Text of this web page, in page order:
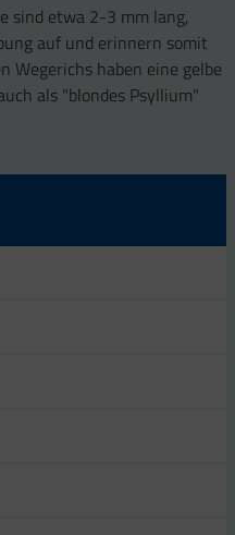
sind etwa 2-3 mm lang,
auf und erinnern somit
Wegerichs haben eine gelbe
als "blondes Psyllium"